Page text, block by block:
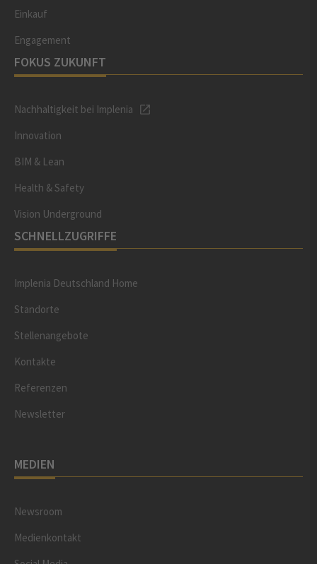
Einkauf
Engagement
FOKUS ZUKUNFT
Nachhaltigkeit bei Implenia
Innovation
BIM & Lean
Health & Safety
Vision Underground
SCHNELLZUGRIFFE
Implenia Deutschland Home
Standorte
Stellenangebote
Kontakte
Referenzen
Newsletter
MEDIEN
Newsroom
Medienkontakt